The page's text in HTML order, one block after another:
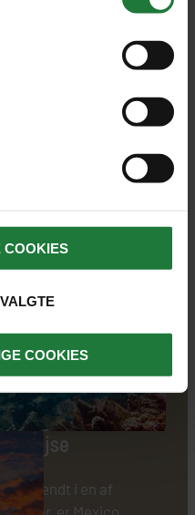
COOKIES
COOKIES
JEG MEXICO
som vi mener
autentiske indtryk af
rejsen til netop
vi opdele rejserne i to
i en af